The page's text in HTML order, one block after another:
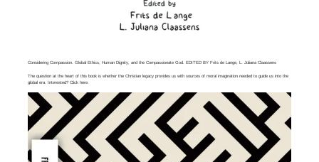
Considering Compassion. Global Ethics, Human Dignity, and the Compassionate God. EDITED BY Frits de Lange, L. Juliana Claassens
The question at the heart of this book is whether the Christian legacy provides us with sources of moral imagination needed to guide us into the
global era. Interested? Clickhere